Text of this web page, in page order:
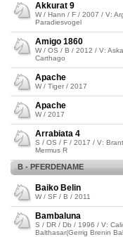
Akkurat 9
W / Hann / F / 2007 / V:
Paradiesvogel
Amigo 1860
W / OS / B / 2012 / V:
Carthago
Apache
W / Tiger / 2017
Apache
W / 2017
Arrabiata 4
S / OS / F / 2017 / V:
Mermus R
B - PFERDENAME
Baiko Belin
W / SF / B / 2011
Bambaluna
S / DR / Db / 1996 / V:
Balthasar(Gerrig Brenin